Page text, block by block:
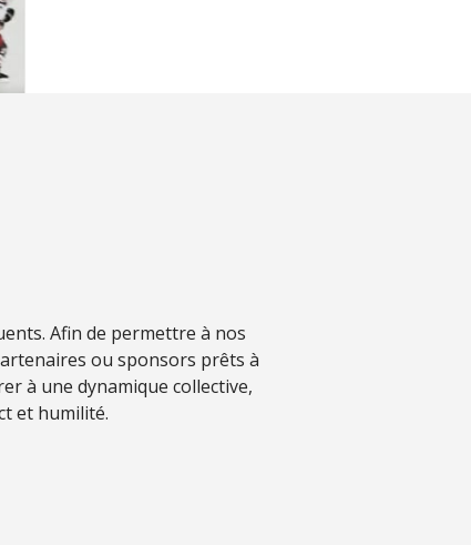
Afin de permettre à nos
ou sponsors prêts à
à une dynamique collective,
et humilité.